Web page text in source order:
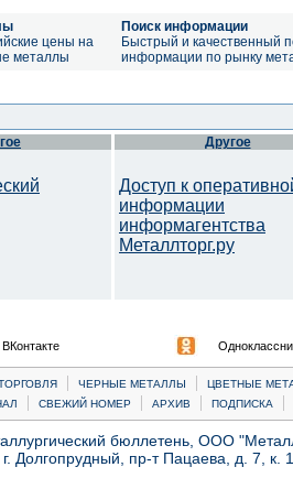
цены на
металлы
Поиск информации
Быстрый и качественный
информации по рынку
Другое
Доступ к
информации
информагентства
Металлторг.ру
ВКонтакте
| ЧЕРНЫЕ МЕТАЛЛЫ |
ЦВЕТНЫЕ
| СВЕЖИЙ НОМЕР | АРХИВ | ПОДПИСКА |
бюллетень, ООО
г. Долгопрудный, пр-т Пацаева, д. 7,